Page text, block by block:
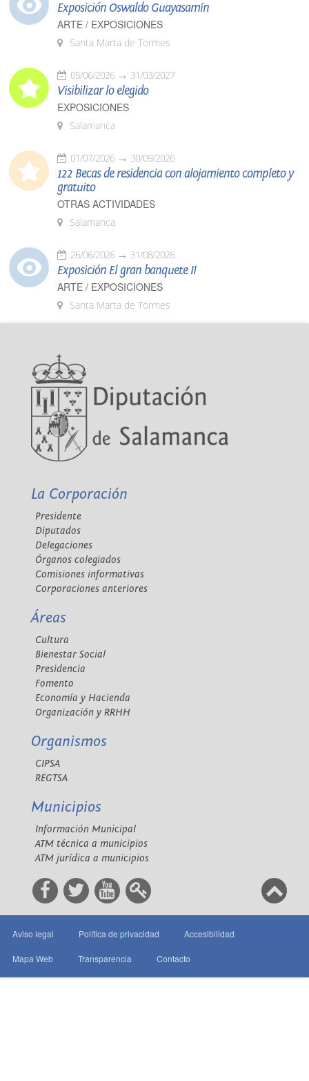
Exposición Oswaldo Guayasamín
ARTE / EXPOSICIONES
Santa Marta de Tormes
05/06/2026 31/03/2027
Visibilizar lo elegido
EXPOSICIONES
Salamanca
01/07/2026 30/09/2026
122 Becas de residencia con alojamiento completo y
gratuito
OTRAS ACTIVIDADES
Salamanca
26/06/2026 31/08/2026
Exposición El gran banquete II
ARTE / EXPOSICIONES
Santa Marta de Tormes
La Corporación
Presidente
Diputados
Delegaciones
Órganos colegiados
Comisiones informativas
Corporaciones anteriores
Áreas
Cultura
Bienestar Social
Presidencia
Fomento
Economía y Hacienda
Organización y RRHH
Organismos
CIPSA
REGTSA
Municipios
Información Municipal
ATM técnica a municipios
ATM jurídica a municipios
Aviso legal Política de privacidad Accesibilidad
Mapa Web Transparencia Contacto